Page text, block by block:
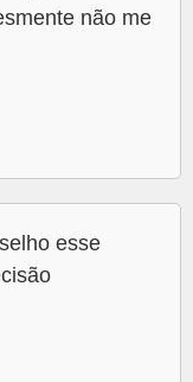
não me
esse